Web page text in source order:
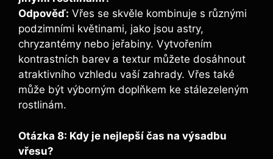
Odpověď: Vřes se skvěle kombinuje s různými
podzimními květinami, jako jsou astry,
chryzantémy nebo jeřabiny. Vytvořením
kontrastních barev a textur můžete dosáhnout
atraktivního vzhledu vaší zahrady. Vřes také
může být výborným doplňkem ke stálezeleným
rostlinám.
Otázka 8: Kdy je nejlepší čas na výsadbu
vřesu?